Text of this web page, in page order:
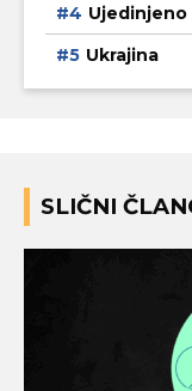
Ujedinjeno
Ukrajina
SLIČNI